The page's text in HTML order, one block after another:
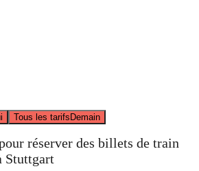
Tous les tarifsDemain
réserver des billets de train
Stuttgart